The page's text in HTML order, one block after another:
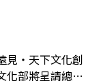
見‧天下文化創
化部將呈請總統